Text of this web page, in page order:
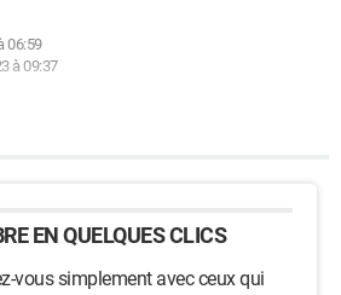
06:59
à 09:37
EN QUELQUES CLICS
vous simplement avec ceux qui